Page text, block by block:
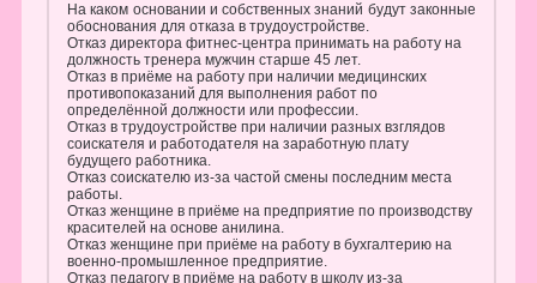
На каком основании и собственных знаний будут законные
обоснования для отказа в трудоустройстве.
Отказ директора фитнес-центра принимать на работу на
должность тренера мужчин старше 45 лет.
Отказ в приёме на работу при наличии медицинских
противопоказаний для выполнения работ по
определённой должности или профессии.
Отказ в трудоустройстве при наличии разных взглядов
соискателя и работодателя на заработную плату
будущего работника.
Отказ соискателю из-за частой смены последним места
работы.
Отказ женщине в приёме на предприятие по производству
красителей на основе анилина.
Отказ женщине при приёме на работу в бухгалтерию на
военно-промышленное предприятие.
Отказ педагогу в приёме на работу в школу из-за